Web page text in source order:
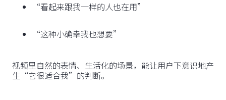
“看起来跟我一样的人也在用”
“这种小确幸我也想要”
视频里自然的表情、生活化的场景，能让用户下意识地产
生“它很适合我”的判断。